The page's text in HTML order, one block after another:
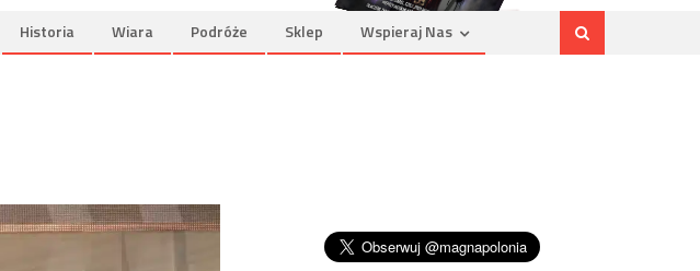
Historia Wiara Podróże Sklep Wspieraj Nas